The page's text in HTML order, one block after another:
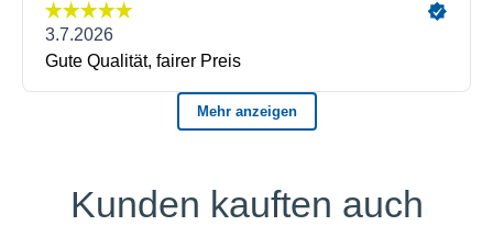
Produktgalerie überspringen
Kunden kauften auch